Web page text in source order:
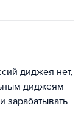
диджея нет,
диджеям
зарабатывать